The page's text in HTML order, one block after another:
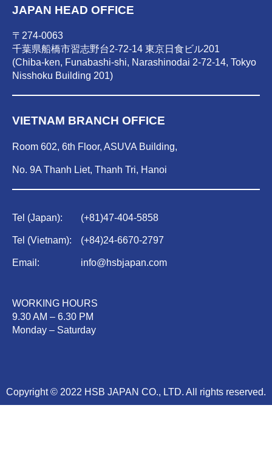
JAPAN HEAD OFFICE
〒274-0063
千葉県船橋市習志野台2-72-14 東京日食ビル201
(Chiba-ken, Funabashi-shi, Narashinodai 2-72-14, Tokyo
Nisshoku Building 201)
VIETNAM BRANCH OFFICE
Room 602, 6th Floor, ASUVA Building,
No. 9A Thanh Liet, Thanh Tri, Hanoi
Tel (Japan): (+81)47-404-5858
Tel (Vietnam): (+84)24-6670-2797
Email: info@hsbjapan.com
WORKING HOURS
9.30 AM – 6.30 PM
Monday – Saturday
Copyright © 2022 HSB JAPAN CO., LTD. All rights reserved.